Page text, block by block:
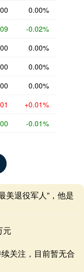
0.00%
-0.02%
0.00%
0.00%
0.00%
+0.01%
-0.01%
美退役军人”，他是
元
关注，目前暂无合